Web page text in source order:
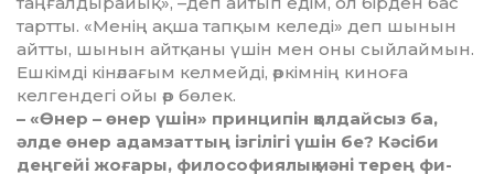
тартты. «Менің ақша тапқым келеді» деп шынын
айтты, шынын айтқаны үшін мен оны сыйлаймын.
Ешкімді кінәла­ғым келмейді, әркімнің киноға
келгендегі ойы әр бөлек.
– «Өнер – өнер үшін» принципін қол­дайсыз ба,
әлде өнер адамзаттың ізгілігі үшін бе? Кәсіби
деңгейі жо­ғары, философиялық мәні терең фи­